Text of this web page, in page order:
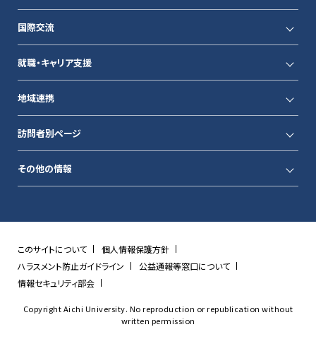
国際交流
就職・キャリア支援
地域連携
訪問者別ページ
その他の情報
このサイトについて
個人情報保護方針
ハラスメント防止ガイドライン
公益通報等窓口について
情報セキュリティ部会
Copyright Aichi University. No reproduction or republication without
written permission